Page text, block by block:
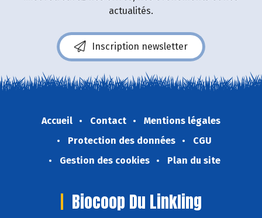
actualités.
Inscription newsletter
Accueil Contact
Mentions légales
Protection des données
CGU
Gestion des cookies
Plan du site
Biocoop Du Linkling